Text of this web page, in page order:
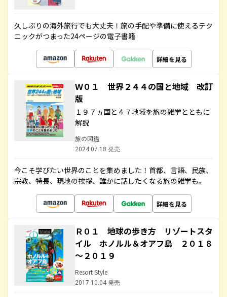
久しぶりの海外旅行でも大丈夫！旅の手配や準備に使えるテク
ニックがつまった24ページの電子書籍
詳細を見る
Ｗ０１ 世界２４４の国と地域 改訂
版
１９７ヵ国と４７地域を旅の雑学とともに
解説
旅の図鑑
2024.07.18 発売
今こそ学びたい世界のことを集めました！首都、言語、民族、
宗教、特長、現地の挨拶、誰かに話したくなる旅の雑学も。
詳細を見る
Ｒ０１ 地球の歩き方 リゾートスタ
イル ホノルル＆オアフ島 ２０１８
～２０１９
Resort Style
2017.10.04 発売